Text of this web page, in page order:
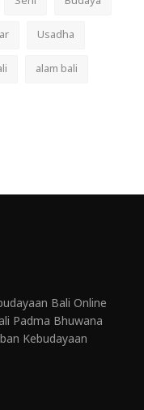
Usadha
alam bali
Bali Online
Padma Bhuwana
Kebudayaan